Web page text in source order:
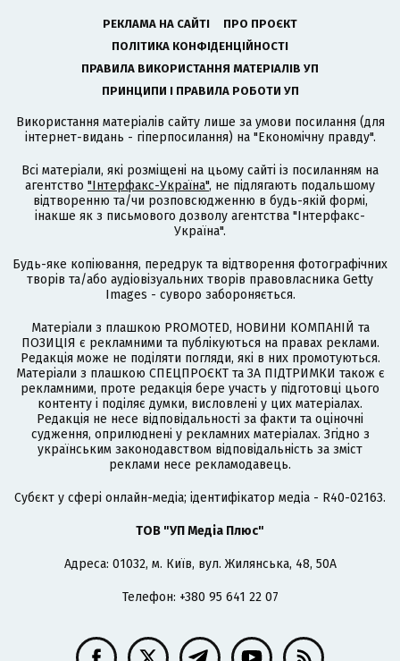
РЕКЛАМА НА САЙТІ
ПРО ПРОЄКТ
ПОЛІТИКА КОНФІДЕНЦІЙНОСТІ
ПРАВИЛА ВИКОРИСТАННЯ МАТЕРІАЛІВ УП
ПРИНЦИПИ І ПРАВИЛА РОБОТИ УП
Використання матеріалів сайту лише за умови посилання (для
інтернет-видань - гіперпосилання) на "Економічну правду".
Всі матеріали, які розміщені на цьому сайті із посиланням на
агентство "Інтерфакс-Україна", не підлягають подальшому
відтворенню та/чи розповсюдженню в будь-якій формі,
інакше як з письмового дозволу агентства "Інтерфакс-
Україна".
Будь-яке копіювання, передрук та відтворення фотографічних
творів та/або аудіовізуальних творів правовласника Getty
Images - суворо забороняється.
Матеріали з плашкою PROMOTED, НОВИНИ КОМПАНІЙ та
ПОЗИЦІЯ є рекламними та публікуються на правах реклами.
Редакція може не поділяти погляди, які в них промотуються.
Матеріали з плашкою СПЕЦПРОЄКТ та ЗА ПІДТРИМКИ також є
рекламними, проте редакція бере участь у підготовці цього
контенту і поділяє думки, висловлені у цих матеріалах.
Редакція не несе відповідальності за факти та оціночні
судження, оприлюднені у рекламних матеріалах. Згідно з
українським законодавством відповідальність за зміст
реклами несе рекламодавець.
Cубєкт у сфері онлайн-медіа; ідентифікатор медіа - R40-02163.
ТОВ "УП Медіа Плюс"
Адреса: 01032, м. Київ, вул. Жилянська, 48, 50А
Телефон: +380 95 641 22 07